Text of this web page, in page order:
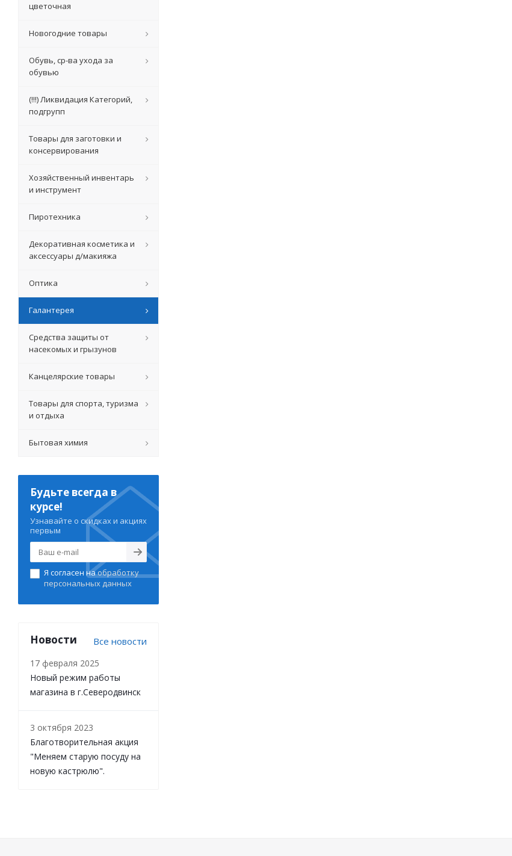
цветочная
Новогодние товары
Обувь, ср-ва ухода за
обувью
(!!!) Ликвидация Категорий,
подгрупп
Товары для заготовки и
консервирования
Хозяйственный инвентарь
и инструмент
Пиротехника
Декоративная косметика и
аксессуары д/макияжа
Оптика
Галантерея
Средства защиты от
насекомых и грызунов
Канцелярские товары
Товары для спорта, туризма
и отдыха
Бытовая химия
Будьте всегда в
курсе!
Узнавайте о скидках и акциях
первым
Я согласен наобработку
персональных данных
Новости Все новости
17 февраля 2025
Новый режим работы
магазина в г.Северодвинск
3 октября 2023
Благотворительная акция
"Меняем старую посуду на
новую кастрюлю".